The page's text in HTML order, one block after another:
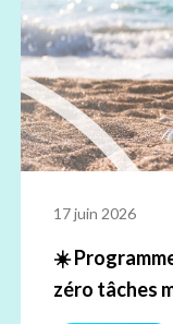
17 juin 2026
☀️
zéro tâches